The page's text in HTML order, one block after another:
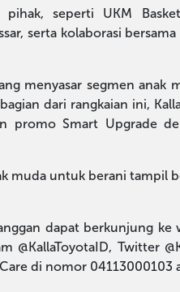
seperti UKM
serta kolaborasi
menyasar segmen anak
dari rangkaian ini,
promo Smart Upgrade
muda untuk berani tampil
dapat berkunjung ke
Twitter
di nomor 04113000103